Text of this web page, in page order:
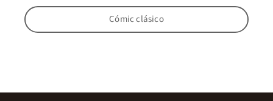
Cómic clásico